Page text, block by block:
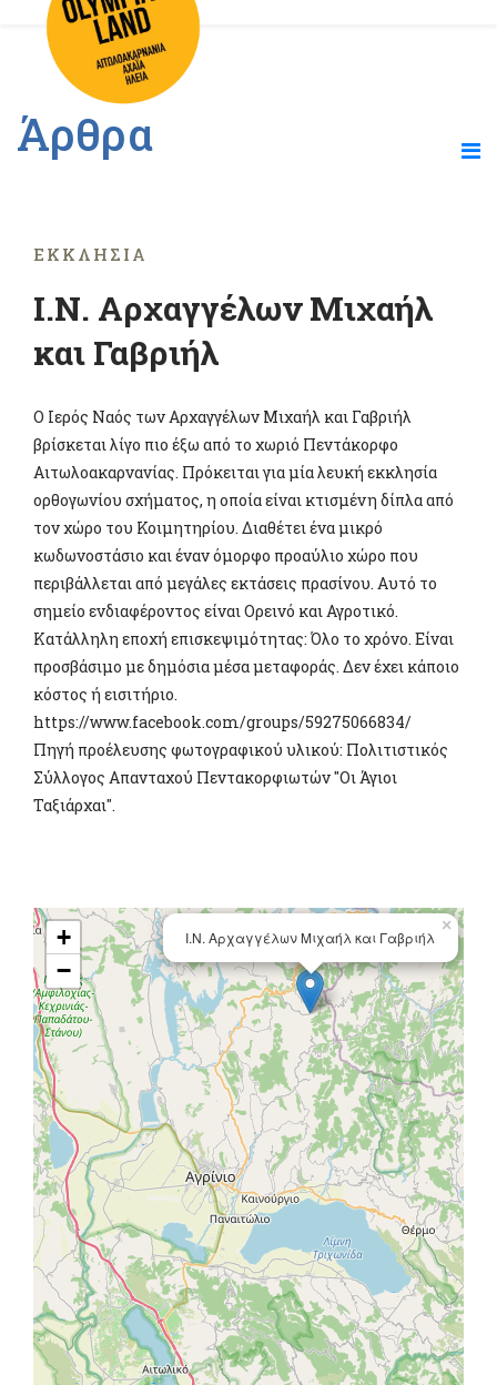
Άρθρα
ΕΚΚΛΗΣΊΑ
Ι.Ν. Αρχαγγέλων Μιχαήλ
και Γαβριήλ
Ο Ιερός Ναός των Αρχαγγέλων Μιχαήλ και Γαβριήλ
βρίσκεται λίγο πιο έξω από το χωριό Πεντάκορφο
Αιτωλοακαρνανίας. Πρόκειται για μία λευκή εκκλησία
ορθογωνίου σχήματος, η οποία είναι κτισμένη δίπλα από
τον χώρο του Κοιμητηρίου. Διαθέτει ένα μικρό
κωδωνοστάσιο και έναν όμορφο προαύλιο χώρο που
περιβάλλεται από μεγάλες εκτάσεις πρασίνου. Αυτό το
σημείο ενδιαφέροντος είναι Ορεινό και Αγροτικό.
Κατάλληλη εποχή επισκεψιμότητας: Όλο το χρόνο. Είναι
προσβάσιμο με δημόσια μέσα μεταφοράς. Δεν έχει κάποιο
κόστος ή εισιτήριο.
https://www.facebook.com/groups/59275066834/
Πηγή προέλευσης φωτογραφικού υλικού: Πολιτιστικός
Σύλλογος Απανταχού Πεντακορφιωτών ''Οι Άγιοι
Ταξιάρχαι''.
Ι.Ν. Αρχαγγέλων Μιχαήλ και Γαβριήλ
×
+
−